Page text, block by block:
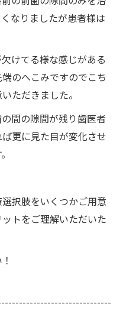
なりましたが患者様は
けてる様な感じがある
のへこみですのでこち
ただきました。
間の隙間が残り歯医者
更に見た目が変化させ
択肢をいくつかご用意
トをご理解いただいた